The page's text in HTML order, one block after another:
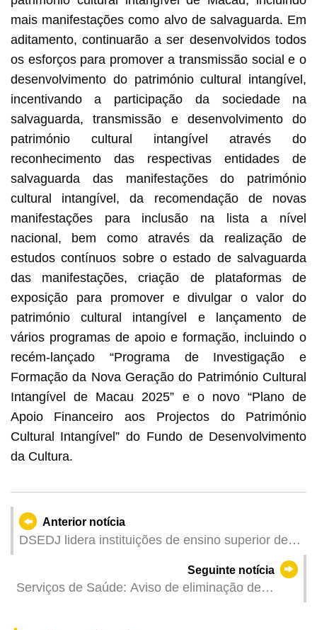
mais manifestações como alvo de salvaguarda. Em
aditamento, continuarão a ser desenvolvidos todos
os esforços para promover a transmissão social e o
desenvolvimento do património cultural intangível,
incentivando a participação da sociedade na
salvaguarda, transmissão e desenvolvimento do
património cultural intangível através do
reconhecimento das respectivas entidades de
salvaguarda das manifestações do património
cultural intangível, da recomendação de novas
manifestações para inclusão na lista a nível
nacional, bem como através da realização de
estudos contínuos sobre o estado de salvaguarda
das manifestações, criação de plataformas de
exposição para promover e divulgar o valor do
património cultural intangível e lançamento de
vários programas de apoio e formação, incluindo o
recém-lançado “Programa de Investigação e
Formação da Nova Geração do Património Cultural
Intangível de Macau 2025” e o novo “Plano de
Apoio Financeiro aos Projectos do Património
Cultural Intangível” do Fundo de Desenvolvimento
da Cultura.
Anterior notícia
DSEDJ lidera instituições de ensino superior de
aprofundar intercâmbio educacional com a
cidade-irmã
Seguinte notícia
Serviços de Saúde: Aviso de eliminação de